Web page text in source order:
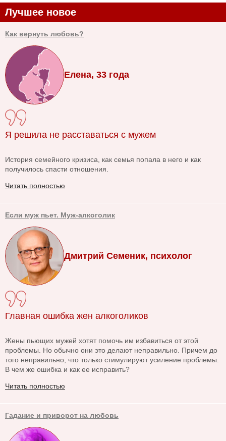
Лучшее новое
Как вернуть любовь?
Елена, 33 года
Я решила не расставаться с мужем
История семейного кризиса, как семья попала в него и как
получилось спасти отношения.
Читать полностью
Если муж пьет. Муж-алкоголик
Дмитрий Семеник, психолог
Главная ошибка жен алкоголиков
Жены пьющих мужей хотят помочь им избавиться от этой
проблемы. Но обычно они это делают неправильно. Причем до
того неправильно, что только стимулируют усиление проблемы.
В чем же ошибка и как ее исправить?
Читать полностью
Гадание и приворот на любовь